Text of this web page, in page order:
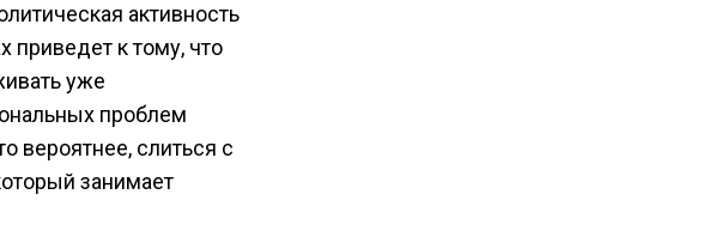
активность
приведет к тому, что
уже
проблем
вероятнее, слиться с
занимает